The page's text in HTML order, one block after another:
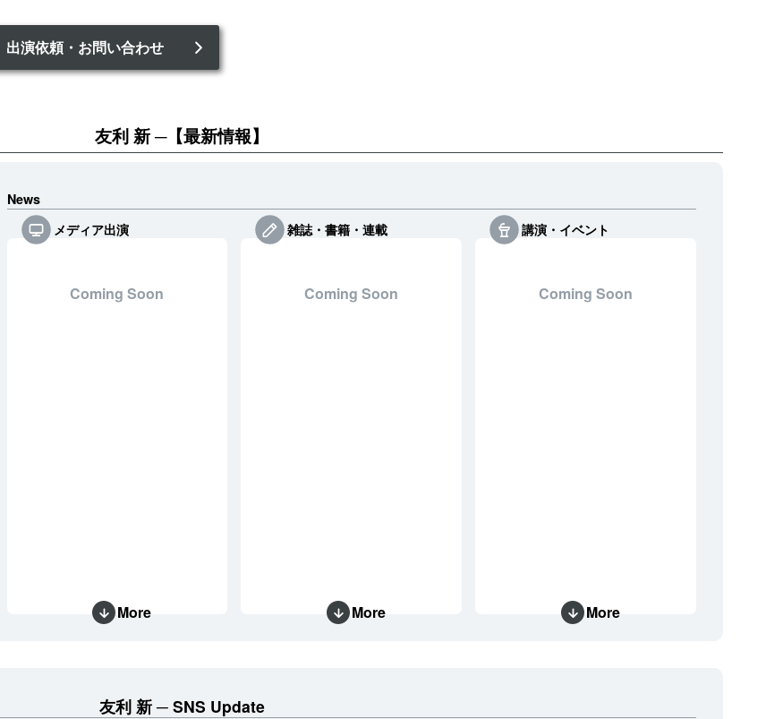
出演依頼・お問い合わせ
友利 新 【最新情報】
News
メディア出演
Coming Soon
More
雑誌・書籍・連載
Coming Soon
More
講演・イベント
Coming Soon
More
友利 新 SNS Update